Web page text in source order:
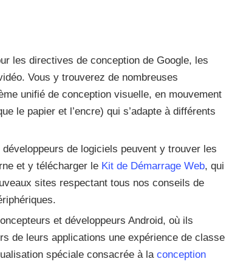
les directives de conception de Google, les
Vous y trouverez de nombreuses
unifié de conception visuelle, en mouvement
le papier et l’encre) qui s’adapte à différents
développeurs de logiciels peuvent y trouver les
et y télécharger le Kit de Démarrage Web, qui
sites respectant tous nos conseils de
et développeurs Android, où ils
de leurs applications une expérience de classe
spéciale consacrée à la conception